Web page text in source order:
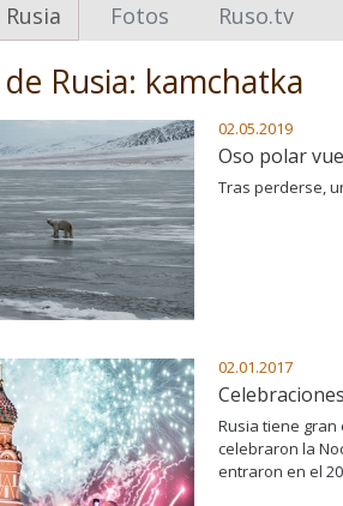
Fotos Ruso.tv
Rusia: kamchatka
02.05.2019
Oso polar
Tras perderse,
02.01.2017
Rusia tiene
celebraron la
entraron en el